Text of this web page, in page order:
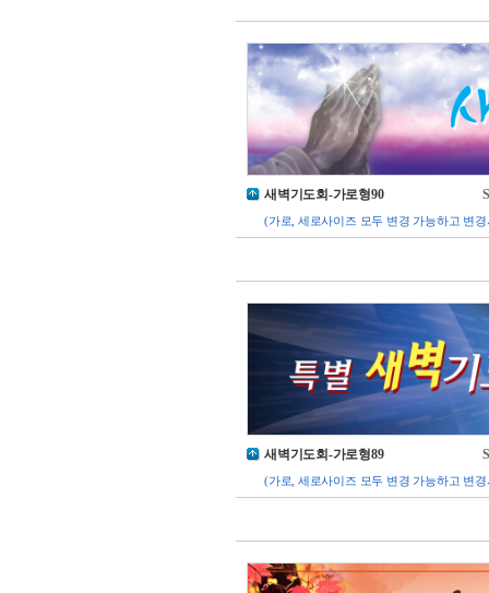
새벽기도회-가로형90
(가로, 세로사이즈 모두 변경 가능하고 변
새벽기도회-가로형89
(가로, 세로사이즈 모두 변경 가능하고 변